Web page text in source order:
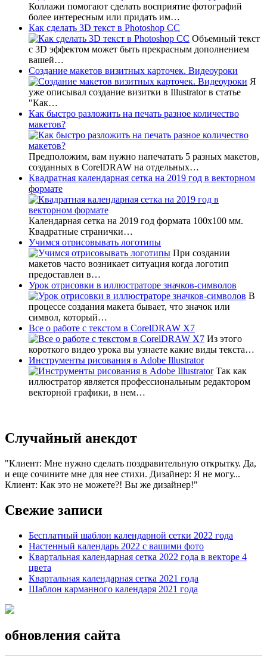
Коллажи помогают сделать восприятие фотографий
более интересным или придать им…
Как сделать 3D текст в Photoshop CC
Объемный текст
с 3D эффектом может быть прекрасным дополнением
вашей…
Создание макетов визитных карточек. Видеоуроки
Я
уже описывал создание визитки в Illustrator в статье
"Как…
Как быстро разложить на печать разное количество
макетов?
Предположим, вам нужно напечатать 5 разных макетов,
созданных в CorelDRAW на отдельных…
Квадратная календарная сетка на 2019 год в векторном
формате
Календарная сетка на 2019 год формата 100х100 мм.
Квадратные странички…
Учимся отрисовывать логотипы
При создании
макетов часто возникает ситуация когда логотип
предоставлен в…
Урок отрисовки в иллюстраторе значков-символов
В
процессе создания макета бывает, что значок или
символ, который…
Все о работе с текстом в CorelDRAW X7
Из этого
короткого видео урока вы узнаете какие виды текста…
Инструменты рисования в Adobe Illustrator
Так как
иллюстратор является профессиональным редактором
векторной графики, в нем…
Случайный анекдот
Клиент: Мне нужно сделать поздравительную открытку. Да,
и еще сочините мне для нее стихи. Дизайнер: Я не могу...
Клиент: Как это не можете?! Вы же дизайнер!
Свежие записи
Бесплатный шаблон календарной сетки 2022 года
Настенный календарь 2022 с вашими фото
Квартальная календарная сетка 2022 года в векторе 4
цвета
Квартальная календарная сетка 2021 года
Шаблон карманного календаря 2021 года
обновления сайта